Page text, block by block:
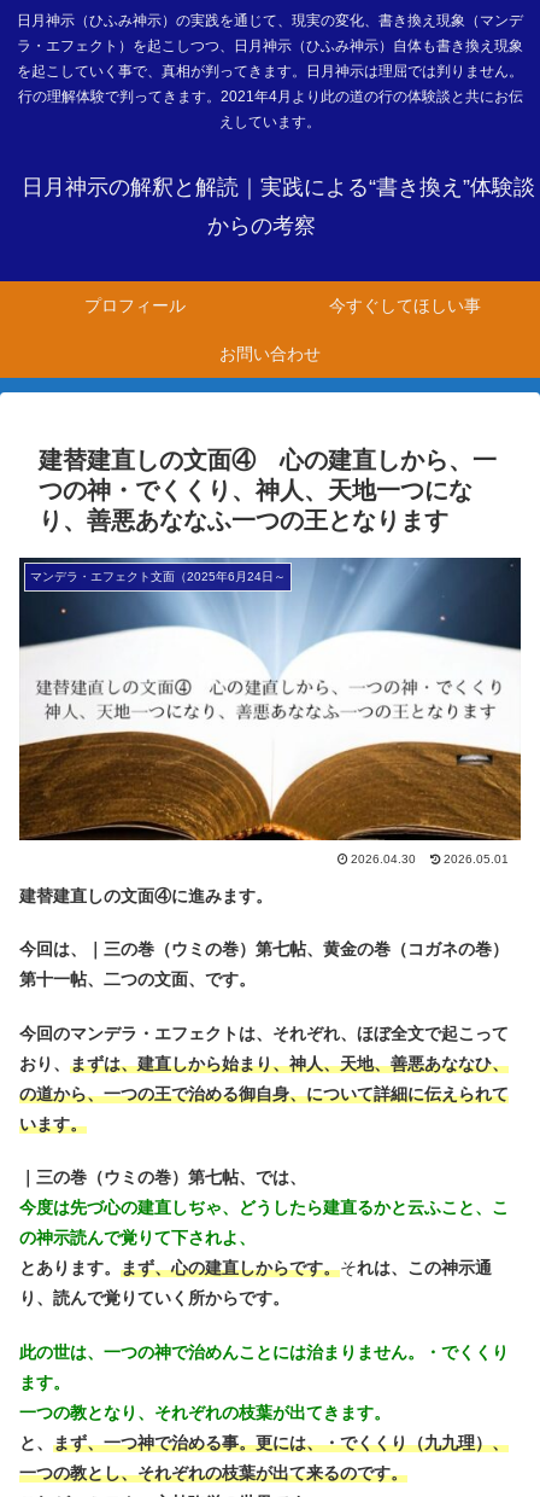
日月神示（ひふみ神示）の実践を通じて、現実の変化、書き換え現象（マンデ
ラ・エフェクト）を起こしつつ、日月神示（ひふみ神示）自体も書き換え現象
を起こしていく事で、真相が判ってきます。日月神示は理屈では判りません。
行の理解体験で判ってきます。2021年4月より此の道の行の体験談と共にお伝
えしています。
日月神示の解釈と解読｜実践による“書き換え”体験談
からの考察
プロフィール 今すぐしてほしい事
お問い合わせ
建替建直しの文面④ 心の建直しから、一
つの神・でくくり、神人、天地一つにな
り、善悪あななふ一つの王となります
マンデラ・エフェクト文面（2025年6月24日～
2026.04.30 2026.05.01
建替建直しの文面④に進みます。
今回は、｜三の巻（ウミの巻）第七帖、黄金の巻（コガネの巻）
第十一帖、二つの文面、です。
今回のマンデラ・エフェクトは、それぞれ、ほぼ全文で起こって
おり、 まずは、建直しから始まり、神人、天地、善悪あななひ、
の道から、一つの王で治める御自身、について詳細に伝えられて
います。
｜三の巻（ウミの巻）第七帖、では、
今度は先づ心の建直しぢゃ、どうしたら建直るかと云ふこと、こ
の神示読んで覚りて下されよ、
とあります。 まず、心の建直しからです。それは、この神示通
り、読んで覚りていく所からです。
此の世は、一つの神で治めんことには治まりません。・でくくり
ます。
一つの教となり、それぞれの枝葉が出てきます。
と、 まず、一つ神で治める事。更には、・でくくり（九九理）、
一つの教とし、それぞれの枝葉が出て来るのです。